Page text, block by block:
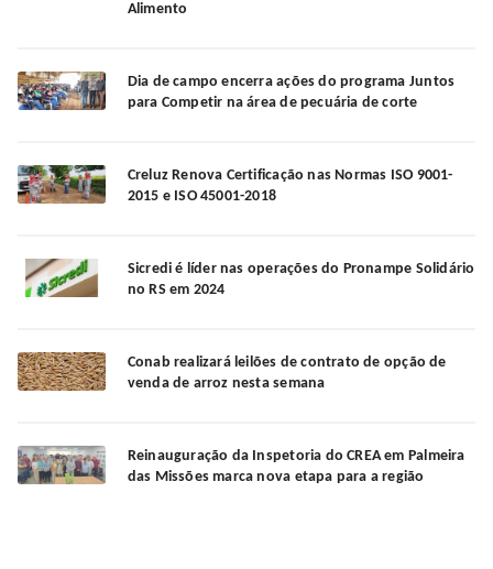
Alimento
Dia de campo encerra ações do programa Juntos
para Competir na área de pecuária de corte
Creluz Renova Certificação nas Normas ISO 9001-
2015 e ISO 45001-2018
Sicredi é líder nas operações do Pronampe Solidário
no RS em 2024
Conab realizará leilões de contrato de opção de
venda de arroz nesta semana
Reinauguração da Inspetoria do CREA em Palmeira
das Missões marca nova etapa para a região